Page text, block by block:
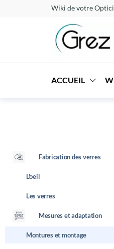
Wiki de votre
–
voir
ACCUEIL
Fabrication des verres
L'oeil
Les verres
Mesures et adaptation
Montures et montage